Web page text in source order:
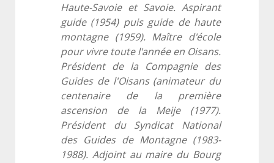
Haute-Savoie et Savoie. Aspirant
guide (1954) puis guide de haute
montagne (1959). Maître d'école
pour vivre toute l'année en Oisans.
Président de la Compagnie des
Guides de l'Oisans (animateur du
centenaire de la première
ascension de la Meije (1977).
Président du Syndicat National
des Guides de Montagne (1983-
1988). Adjoint au maire du Bourg